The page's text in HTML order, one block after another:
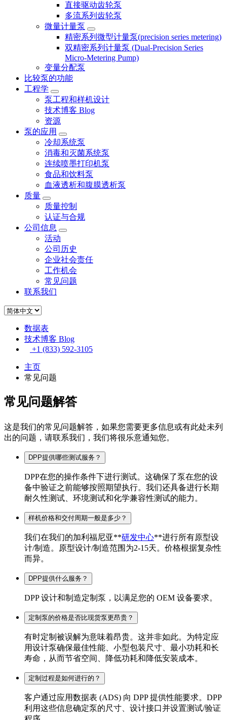
直接驱动齿轮泵
多流系列齿轮泵
微量计量泵
精密系列微型计量泵(precision series metering)
双精密系列计量泵 (Dual-Precision Series
Micro-Metering Pump)
变量分配泵
比较泵的功能
工程学
泵工程和样机设计
技术博客 Blog
资源
泵的应用
冷却系统泵
消毒和灭菌系统泵
连续喷墨打印机泵
食品和饮料泵
血液透析和腹膜透析泵
质量
质量控制
认证与合规
公司信息
活动
公司历史
企业社会责任
工作机会
常见问题
联系我们
数据表
技术博客 Blog
+1 (833) 592-3105
主页
常见问题
常见问题解答
这是我们的常见问题解答，如果您需要更多信息或有此处未列
出的问题，请联系我们，我们将很乐意通知您。
DPP提供哪些测试服务？
DPP在您的操作条件下进行测试。这确保了泵在您的设
备中验证之前能够按照期望执行。我们还具备进行长期
耐久性测试、环境测试和化学兼容性测试的能力。
样机价格和交付周期一般是多少？
我们在我们的加利福尼亚**研发中心**进行所有原型设
计/制造。原型设计/制造范围为2-15天。价格根据复杂性
而异。
DPP提供什么服务？
DPP 设计和制造定制泵，以满足您的 OEM 设备要求。
定制泵的价格是否比现货泵更昂贵？
有时定制被误解为意味着昂贵。这并非如此。为特定应
用设计泵确保最佳性能、小型包装尺寸、最小功耗和长
寿命，从而节省空间、降低功耗和降低安装成本。
定制过程是如何进行的？
客户通过应用数据表 (ADS) 向 DPP 提供性能要求。DPP
利用这些信息确定泵的尺寸、设计接口并设置测试/验证